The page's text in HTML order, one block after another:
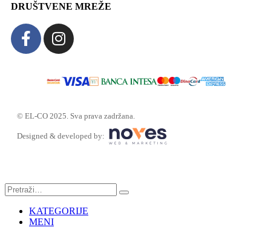
DRUŠTVENE MREŽE
© EL-CO 2025. Sva prava zadržana.
Designed & developed by:
KATEGORIJE
MENI